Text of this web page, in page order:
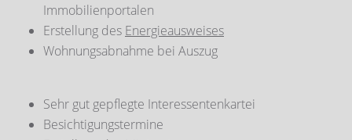
Immobilienportalen
Erstellung des Energieausweises
Wohnungsabnahme bei Auszug
Sehr gut gepflegte Interessentenkartei
Besichtigungstermine